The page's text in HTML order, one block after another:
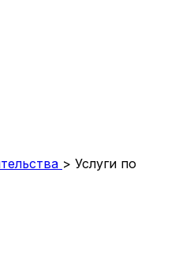
> Услуги по